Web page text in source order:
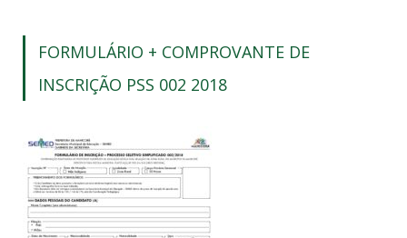
FORMULÁRIO + COMPROVANTE DE
INSCRIÇÃO PSS 002 2018